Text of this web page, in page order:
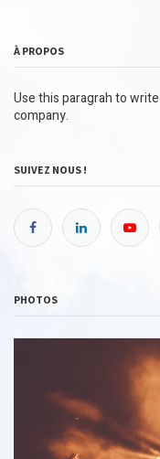
À PROPOS
Use this paragrah to
company.
SUIVEZ NOUS !
PHOTOS